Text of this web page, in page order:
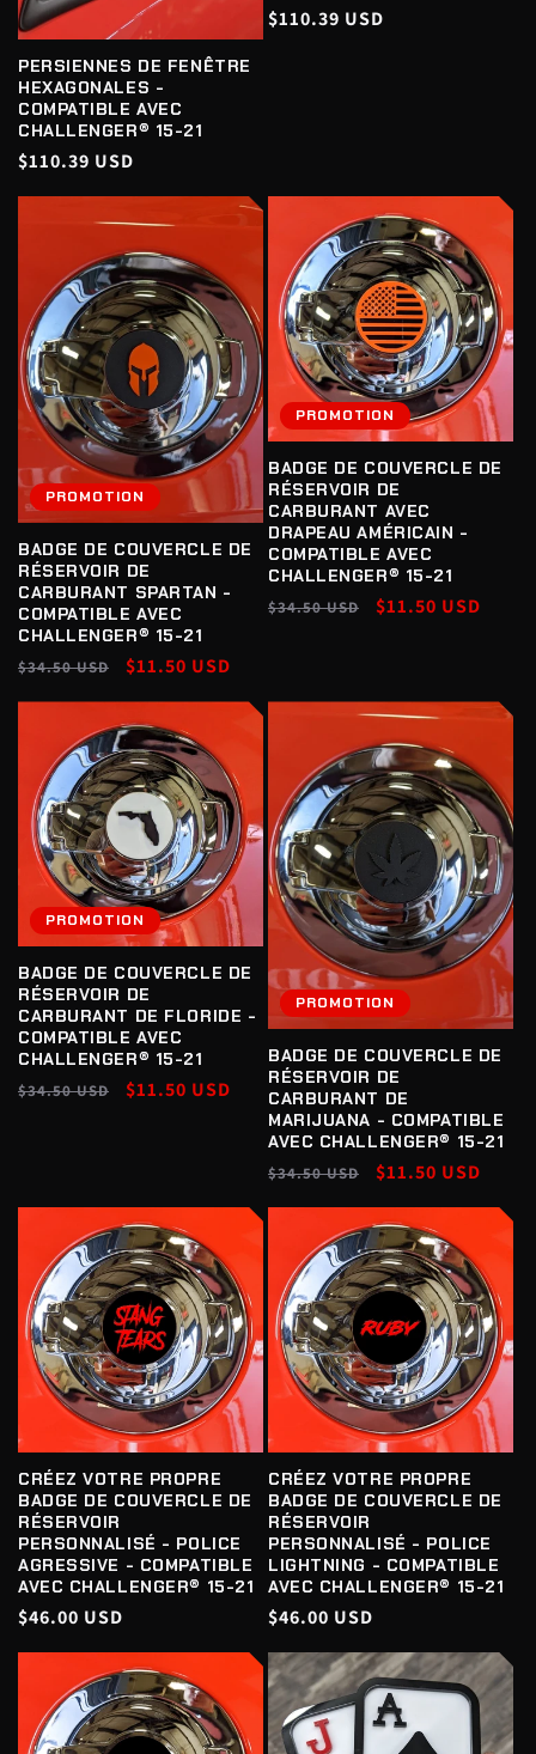
PERSIENNES DE FENÊTRE
HEXAGONALES -
COMPATIBLE AVEC
CHALLENGER® 15-21
Prix
$110.39 USD
Prix
$110.39 USD
PROMOTION
BADGE DE COUVERCLE DE
RÉSERVOIR DE
CARBURANT SPARTAN -
COMPATIBLE AVEC
CHALLENGER® 15-21
Prix
habituel
$34.50 USD
Prix
promotionnel
$11.50 USD
PROMOTION
BADGE DE COUVERCLE DE
RÉSERVOIR DE
CARBURANT AVEC
DRAPEAU AMÉRICAIN -
COMPATIBLE AVEC
CHALLENGER® 15-21
Prix
$34.50 USD
Prix
$11.50 USD
PROMOTION
BADGE DE COUVERCLE DE
RÉSERVOIR DE
CARBURANT DE FLORIDE -
COMPATIBLE AVEC
CHALLENGER® 15-21
Prix
$34.50 USD
Prix
$11.50 USD
PROMOTION
BADGE DE COUVERCLE DE
RÉSERVOIR DE
CARBURANT DE
MARIJUANA - COMPATIBLE
AVEC CHALLENGER® 15-21
Prix
$34.50 USD
Prix
$11.50 USD
CRÉEZ VOTRE PROPRE
BADGE DE COUVERCLE DE
RÉSERVOIR
PERSONNALISÉ - POLICE
AGRESSIVE - COMPATIBLE
AVEC CHALLENGER® 15-21
Prix
$46.00 USD
CRÉEZ VOTRE PROPRE
BADGE DE COUVERCLE DE
RÉSERVOIR
PERSONNALISÉ - POLICE
LIGHTNING - COMPATIBLE
AVEC CHALLENGER® 15-21
Prix
$46.00 USD